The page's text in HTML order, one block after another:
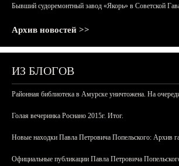
Бывший судоремонтный завод «Якорь» в Советской
Архив новостей >>
ИЗ БЛОГОВ
Районная библиотека в Амурске уничтожена. На
Голая вечеринка Роснано 2015г. Итог.
Новые находки Павла Петровича Попельского: Архив
Официальные публикации Павла Петровича